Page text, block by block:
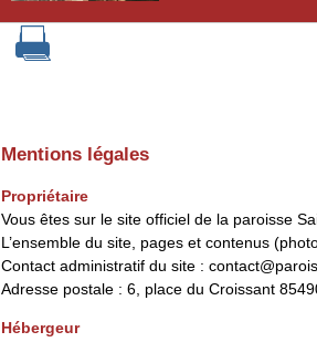
Mentions légales
Propriétaire
Vous êtes sur le site officiel de la paroisse
L’ensemble du site, pages et contenus
Contact administratif du site : contact@
Adresse postale : 6, place du Croissant
Hébergeur